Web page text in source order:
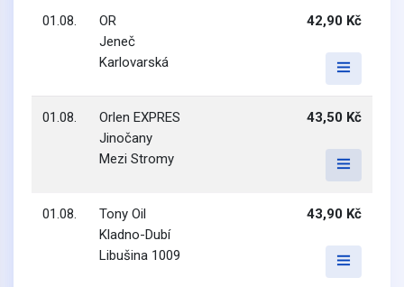
01.08.
OR
Jeneč
Karlovarská
42,90 Kč
01.08.
Orlen EXPRES
Jinočany
Mezi Stromy
43,50 Kč
01.08.
Tony Oil
Kladno-Dubí
Libušina 1009
43,90 Kč